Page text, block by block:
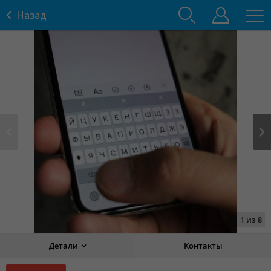
Назад
1 из 8
Детали Контакты